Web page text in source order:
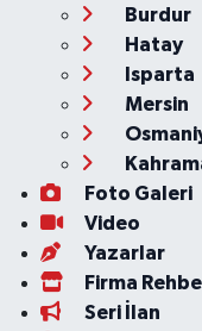
Burdur
Hatay
Isparta
Mersin
Foto Galeri
Video
Yazarlar
Firma
Seri İlan